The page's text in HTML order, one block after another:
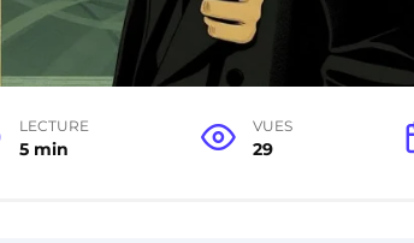
LECTURE
5 min
VUES
29